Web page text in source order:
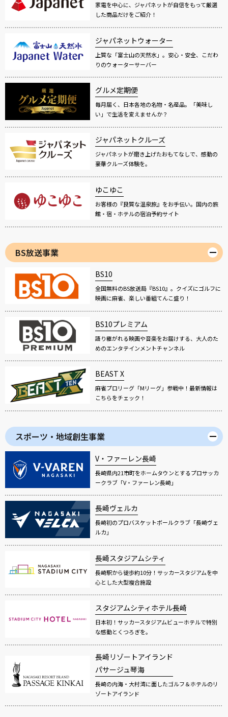
家電を中心に、ジャパネットが自信をもって厳選
した商品だけをご紹介！
ジャパネットウォーター
上質な「富士山の天然水」。安心・安全、こだわ
りのウォーターサーバー
グルメ定期便
毎月届く、日本各地の名物・名産品。「美味し
い」で生活を変えませんか？
ジャパネットクルーズ
ジャパネットが磨き上げたおもてなしで、感動の
豪華クルーズ体験を。
ゆこゆこ
お客様の『良質な温泉旅』をお手伝い。国内の旅
館・宿・ホテルの宿泊予約サイト
BS放送事業
BS10
全国無料のBS放送局『BS10』。クイズにゴルフに
映画に麻雀、楽しい番組てんこ盛り！
BS10プレミアム
語り継がれる映画や音楽をお届けする、大人のた
めのエンタテインメントチャンネル
BEAST X
麻雀プロリーグ「Mリーグ」参戦中！最新情報は
こちらをチェック！
スポーツ・地域創生事業
V・ファーレン長崎
長崎県内21市町をホームタウンとするプロサッカ
ークラブ「V・ファーレン長崎」
長崎ヴェルカ
長崎初のプロバスケットボールクラブ「長崎ヴェ
ルカ」
長崎スタジアムシティ
長崎駅から徒歩約10分！サッカースタジアムを中
心とした大型複合施設
スタジアムシティホテル長崎
日本初！サッカースタジアムビューホテルで特別
な感動とくつろぎを。
長崎リゾートアイランド
パサージュ琴海
長崎の内海・大村湾に面したゴルフ＆ホテルのリ
ゾートアイランド